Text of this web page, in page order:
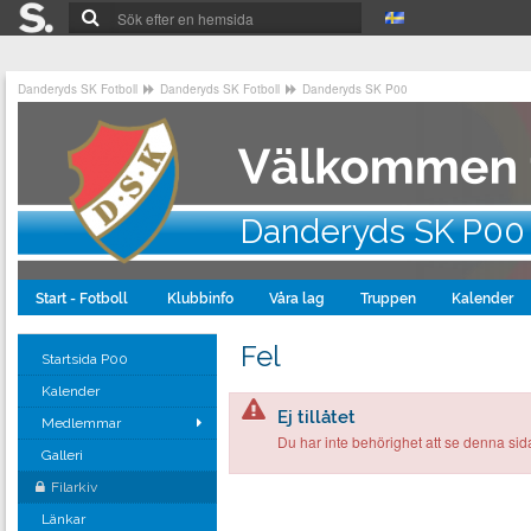
Danderyds SK Fotboll Danderyds SK Fotboll Danderyds SK P00
Danderyds SK P00
Start - Fotboll Klubbinfo Våra lag Truppen Kalender
Startsida P00
Kalender
Medlemmar
Galleri
Filarkiv
Länkar
Fel
Ej tillåtet
Du har inte behörighet att se denna